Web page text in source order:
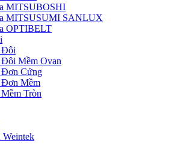
MITSUBOSHI
MITSUSUMI SANLUX
OPTIBELT
Đôi
Mềm Ovan
Cứng
Mềm
Tròn